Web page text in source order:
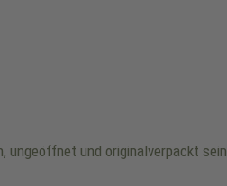
und originalverpackt